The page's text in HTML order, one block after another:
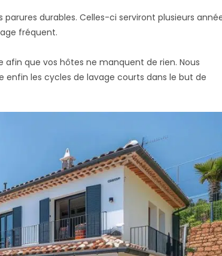
durables. Celles-ci serviront plusieurs
fréquent.
que vos hôtes ne manquent de rien. Nous
enfin les cycles de lavage courts dans le but de